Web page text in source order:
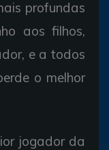
profundas
aos filhos,
e a todos
o melhor
jogador da